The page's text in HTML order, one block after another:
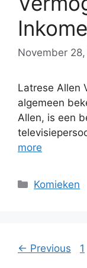
November
Latrese Allen
algemeen
Allen, is een
more
Categories
Komieken
← Previous 1